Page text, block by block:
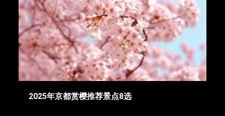
2025年京都赏樱推荐景点8选